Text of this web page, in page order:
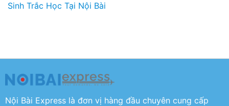
Sinh Trắc Học Tại Nội Bài
Nội Bài Express là đơn vị hàng đầu chuyên cung cấp